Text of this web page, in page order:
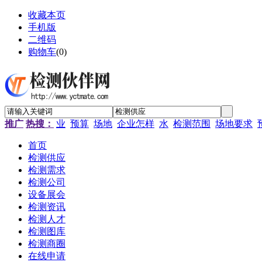
收藏本页
手机版
二维码
购物车(0)
推广 热搜： 业 预算 场地 企业怎样 水 检测范围 场地要求
首页
检测供应
检测需求
检测公司
设备展会
检测资讯
检测人才
检测图库
检测商圈
在线申请